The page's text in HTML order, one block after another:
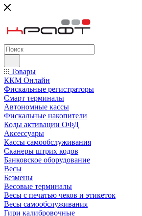
Товары
ККМ Онлайн
Фискальные регистраторы
Смарт терминалы
Автономные кассы
Фискальные накопители
Коды активации ОФД
Аксессуары
Кассы самообслуживания
Сканеры штрих кодов
Банковское оборудование
Весы
Безмены
Весовые терминалы
Весы с печатью чеков и этикеток
Весы самообслуживания
Гири калибровочные